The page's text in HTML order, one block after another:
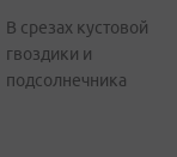
В срезах кустовой
гвоздики и
подсолнечника